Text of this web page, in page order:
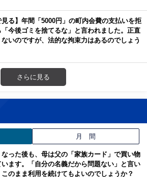
見る】年間「5000円」の町内会費の支払いを拒
「今後ゴミを捨てるな」と言われました。正直
いのですが、法的な拘束力はあるのでしょう
さらに見る
月 間
なった後も、母は父の「家族カード」で買い物
います。「自分の名義だから問題ない」と言い
このまま利用を続けてもよいのでしょうか？